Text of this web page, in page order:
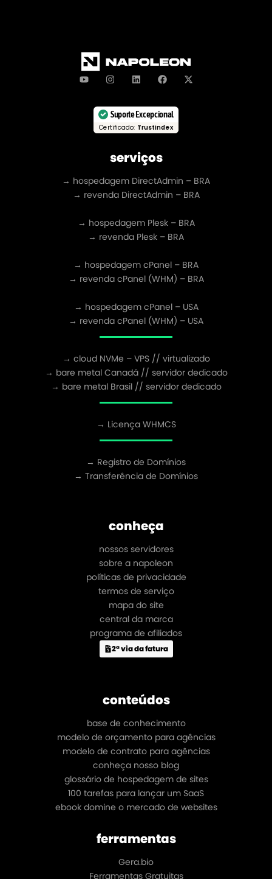
Suporte Excepcional
Certificado: Trustindex
serviços
→ hospedagem DirectAdmin – BRA
→ revenda DirectAdmin – BRA
→ hospedagem Plesk – BRA
→ revenda Plesk – BRA
→ hospedagem cPanel – BRA
→ revenda cPanel (WHM) – BRA
→ hospedagem cPanel – USA
→ revenda cPanel (WHM) – USA
→ cloud NVMe – VPS // virtualizado
→ bare metal Canadá // servidor dedicado
→ bare metal Brasil // servidor dedicado
→ Licença WHMCS
→ Registro de Domínios
→ Transferência de Domínios
conheça
nossos servidores
sobre a napoleon
políticas de privacidade
termos de serviço
mapa do site
central da marca
programa de afiliados
2ª via da fatura
conteúdos
base de conhecimento
modelo de orçamento para agências
modelo de contrato para agências
conheça nosso blog
glossário de hospedagem de sites
100 tarefas para lançar um SaaS
ebook domine o mercado de websites
ferramentas
Gera.bio
Ferramentas Gratuitas